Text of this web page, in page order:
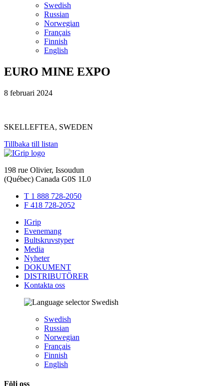
Swedish
Russian
Norwegian
Français
Finnish
English
EURO MINE EXPO
8 februari 2024
SKELLEFTEA, SWEDEN
Tillbaka till listan
198 rue Olivier, Issoudun
(Québec) Canada G0S 1L0
T 1 888 728-2050
F 418 728-2052
IGrip
Evenemang
Bultskruvstyper
Media
Nyheter
DOKUMENT
DISTRIBUTÖRER
Kontakta oss
Swedish
Swedish
Russian
Norwegian
Français
Finnish
English
Följ oss